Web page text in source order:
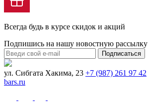
Всегда будь в курсе скидок и акций
Подпишись на нашу новостную рассылку
Подписаться
ул. Сибгата Хакима, 23 +7 (987) 261 97 42
bars.ru